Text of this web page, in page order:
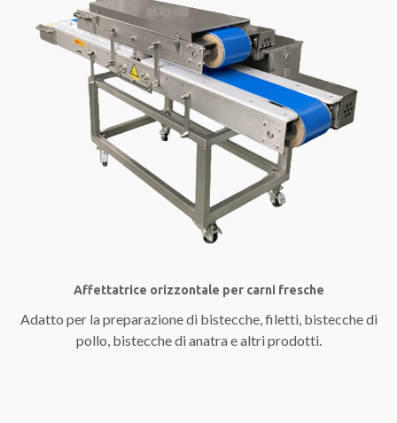
Affettatrice orizzontale per carni fresche
Adatto per la preparazione di bistecche, filetti, bistecche di
pollo, bistecche di anatra e altri prodotti.